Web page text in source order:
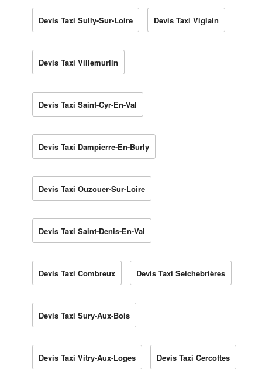
Devis Taxi Sully-Sur-Loire Devis Taxi Viglain
Devis Taxi Villemurlin
Devis Taxi Saint-Cyr-En-Val
Devis Taxi Dampierre-En-Burly
Devis Taxi Ouzouer-Sur-Loire
Devis Taxi Saint-Denis-En-Val
Devis Taxi Combreux Devis Taxi Seichebrières
Devis Taxi Sury-Aux-Bois
Devis Taxi Vitry-Aux-Loges Devis Taxi Cercottes